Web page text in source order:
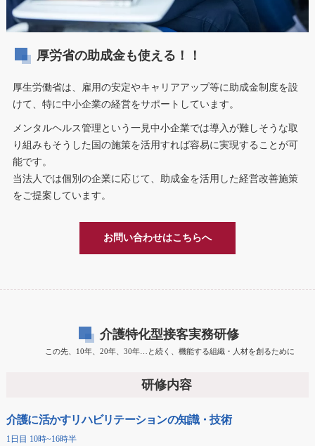
厚労省の助成金も使える！！
厚生労働省は、雇用の安定やキャリアアップ等に助成金制度を設
けて、特に中小企業の経営をサポートしています。
メンタルヘルス管理という一見中小企業では導入が難しそうな取
り組みもそうした国の施策を活用すれば容易に実現することが可
能です。
当法人では個別の企業に応じて、助成金を活用した経営改善施策
をご提案しています。
お問い合わせはこちらへ
介護特化型接客実務研修
この先、10年、20年、30年…と続く、機能する組織・人材を創るために
研修内容
介護に活かすリハビリテーションの知識・技術
1日目 10時~16時半